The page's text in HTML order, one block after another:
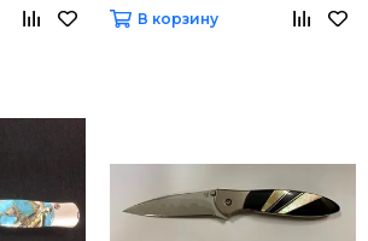
В корзину